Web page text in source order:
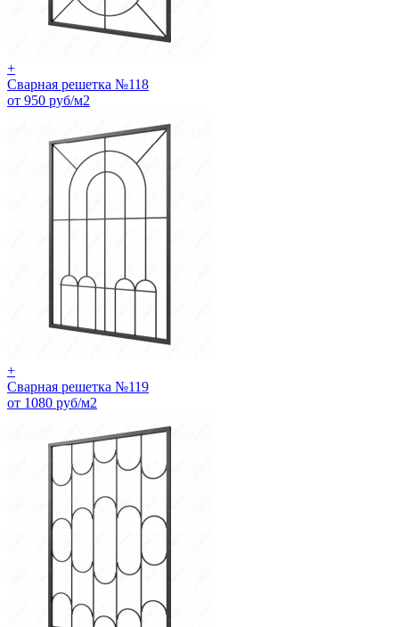
+
Сварная решетка №118
от 950 руб/м2
+
Сварная решетка №119
от 1080 руб/м2